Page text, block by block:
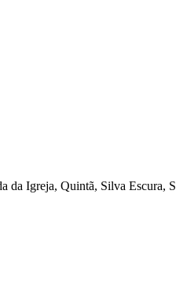
da Igreja, Quintã, Silva Escura,